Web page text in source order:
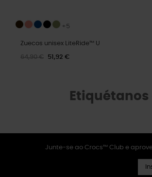
+5
Zuecos unisex LiteRide™ U
64,90 € 51,92 €
Junte-se ao Crocs™ Club e